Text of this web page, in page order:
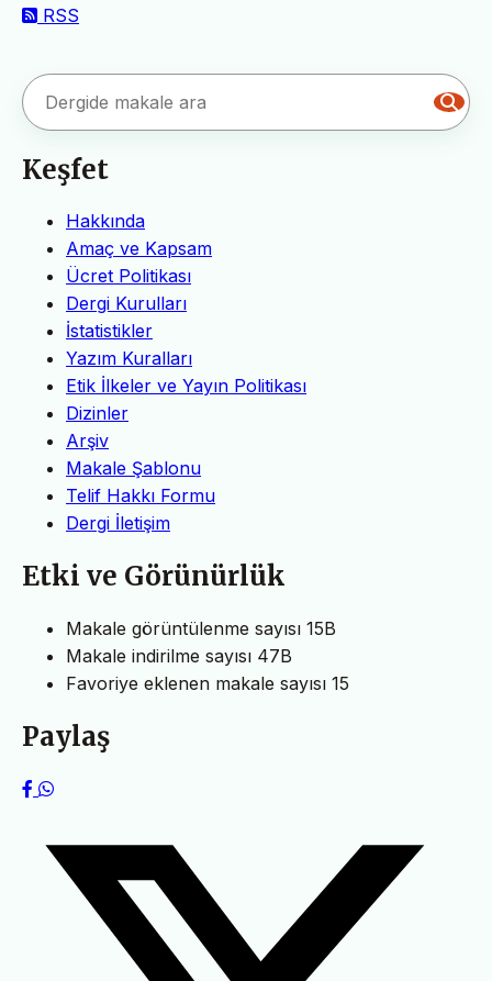
RSS
Keşfet
Hakkında
Amaç ve Kapsam
Ücret Politikası
Dergi Kurulları
İstatistikler
Yazım Kuralları
Etik İlkeler ve Yayın Politikası
Dizinler
Arşiv
Makale Şablonu
Telif Hakkı Formu
Dergi İletişim
Etki ve Görünürlük
Makale görüntülenme sayısı 15B
Makale indirilme sayısı 47B
Favoriye eklenen makale sayısı 15
Paylaş